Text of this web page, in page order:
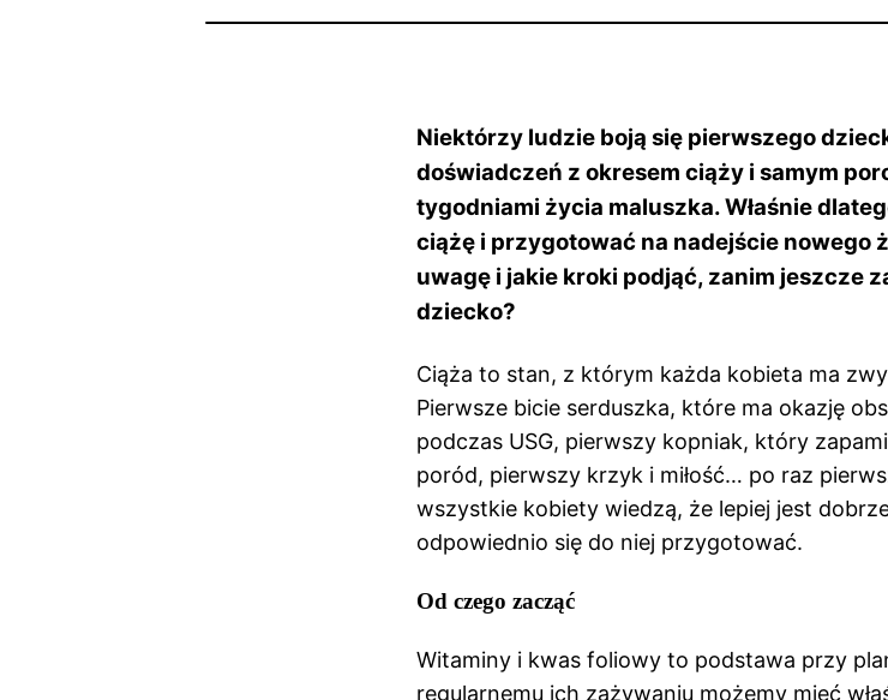
Niektórzy ludzie boją się pierwszego
doświadczeń z okresem ciąży i samym
tygodniami życia maluszka. Właśnie
ciążę i przygotować na nadejście nowego
uwagę i jakie kroki podjąć, zanim jeszcze
dziecko?
Ciąża to stan, z którym każda kobieta ma
Pierwsze bicie serduszka, które ma okazję
podczas USG, pierwszy kopniak, który
poród, pierwszy krzyk i miłość… po raz
wszystkie kobiety wiedzą, że lepiej jest
odpowiednio się do niej przygotować.
Od czego zacząć
Witaminy i kwas foliowy to podstawa przy
regularnemu ich zażywaniu możemy mieć